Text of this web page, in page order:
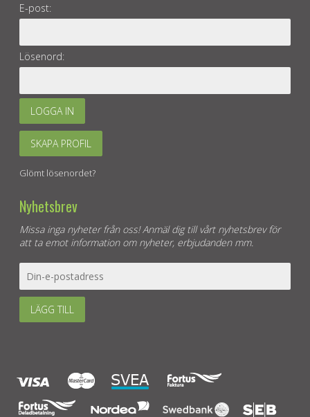
E-post:
Lösenord:
LOGGA IN
SKAPA PROFIL
Glömt lösenordet?
Nyhetsbrev
Missa inga nyheter från oss! Anmäl dig till vårt nyhetsbrev för
att ta emot information om nyheter, erbjudanden mm.
LÄGG TILL